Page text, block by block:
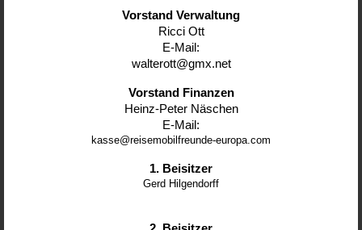
Vorstand Verwaltung
Ricci Ott
E-Mail:
walterott@gmx.net
Vorstand Finanzen
Heinz-Peter Näschen
E-Mail:
kasse@reisemobilfreunde-europa.com
1. Beisitzer
Gerd Hilgendorff